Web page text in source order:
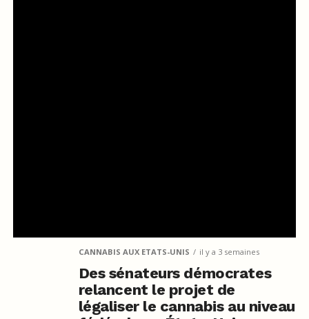
CANNABIS AUX ETATS-UNIS il y a 3 semaines
Des sénateurs démocrates
relancent le projet de
légaliser le cannabis au niveau